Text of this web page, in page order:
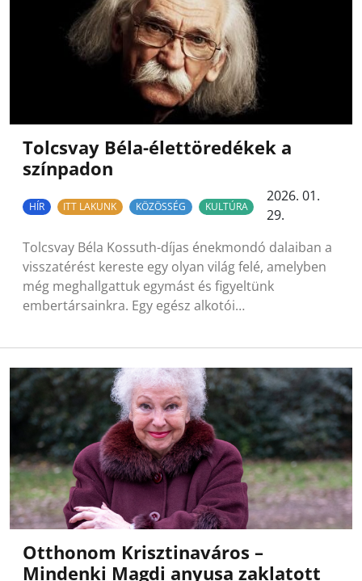
Tolcsvay Béla-élettöredékek a
színpadon
HÍR ITT LAKUNK KÖZÖSSÉG KULTÚRA
2026. 01.
29.
Tolcsvay Béla Kossuth-díjas énekmondó dalaiban a
visszatérést kereste egy olyan világ felé, amelyben
még meghallgattuk egymást és figyeltünk
embertársainkra. Egy egész alkotói…
Otthonom Krisztinaváros –
Mindenki Magdi anyusa zaklatott